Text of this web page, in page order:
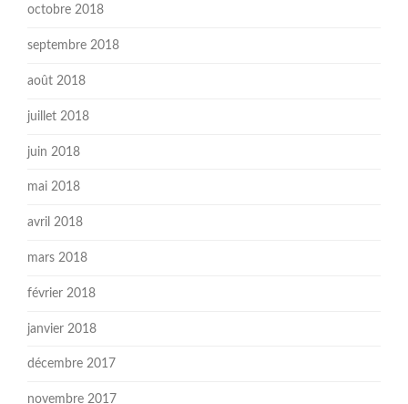
octobre 2018
septembre 2018
août 2018
juillet 2018
juin 2018
mai 2018
avril 2018
mars 2018
février 2018
janvier 2018
décembre 2017
novembre 2017